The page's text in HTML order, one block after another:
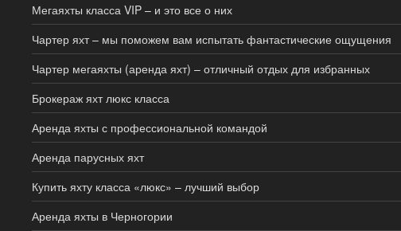
Мегаяхты класса VIP – и это все о них
Чартер яхт – мы поможем вам испытать фантастические ощущения
Чартер мегаяхты (аренда яхт) – отличный отдых для избранных
Брокераж яхт люкс класса
Аренда яхты с профессиональной командой
Аренда парусных яхт
Купить яхту класса «люкс» – лучший выбор
Аренда яхты в Черногории